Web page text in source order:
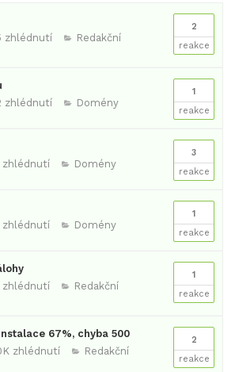
2
reakce
zhlédnutí
Redakční
1
reakce
zhlédnutí Domény
3
reakce
zhlédnutí Domény
1
reakce
zhlédnutí Domény
1
reakce
zhlédnutí
Redakční
2
reakce
67%, chyba 500
zhlédnutí
Redakční